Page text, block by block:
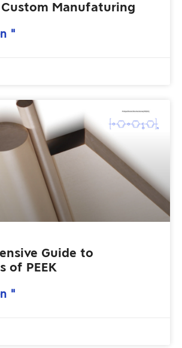
Manufaturing
"
Guide to
of PEEK
"